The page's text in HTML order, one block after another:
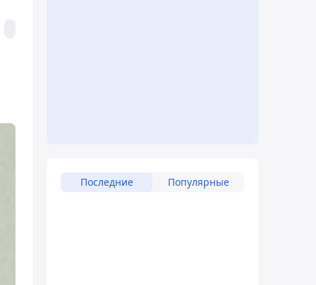
Последние Популярные